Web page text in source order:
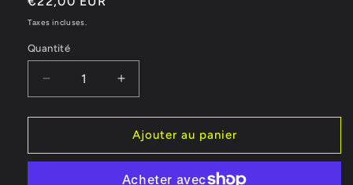
habituel
Taxes incluses.
Quantité
Réduire
la
quantité
Collier
Augmenter
la
quantité
de
Collier
Ajouter au panier